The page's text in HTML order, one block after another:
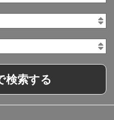
検索する